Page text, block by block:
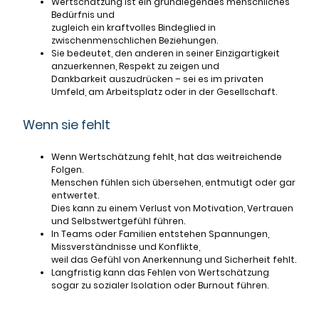
Bedürfnis und
zugleich ein kraftvolles Bindeglied in
zwischenmenschlichen Beziehungen.
Sie bedeutet, den anderen in seiner Einzigartigkeit
anzuerkennen, Respekt zu zeigen und
Dankbarkeit auszudrücken – sei es im privaten
Umfeld, am Arbeitsplatz oder in der Gesellschaft.
Wenn sie fehlt
Wenn Wertschätzung fehlt, hat das weitreichende
Folgen.
Menschen fühlen sich übersehen, entmutigt oder gar
entwertet.
Dies kann zu einem Verlust von Motivation, Vertrauen
und Selbstwertgefühl führen.
In Teams oder Familien entstehen Spannungen,
Missverständnisse und Konflikte,
weil das Gefühl von Anerkennung und Sicherheit fehlt.
Langfristig kann das Fehlen von Wertschätzung
sogar zu sozialer Isolation oder Burnout führen.